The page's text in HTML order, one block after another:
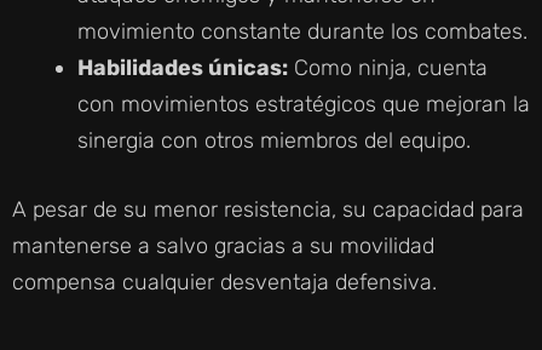
movimiento constante durante los combates.
Habilidades únicas: Como ninja, cuenta
con movimientos estratégicos que mejoran la
sinergia con otros miembros del equipo.
A pesar de su menor resistencia, su capacidad para
mantenerse a salvo gracias a su movilidad
compensa cualquier desventaja defensiva.